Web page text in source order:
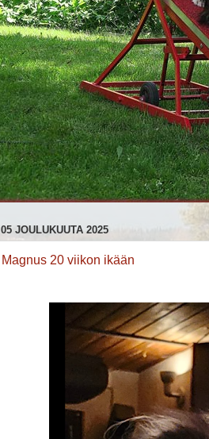
05 JOULUKUUTA 2025
Magnus 20 viikon ikään